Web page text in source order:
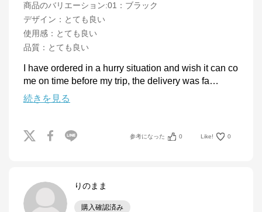
商品のバリエーション:01：ブラック
デザイン ： とても良い
使用感 ： とても良い
品質 ： とても良い
I have ordered in a hurry situation and wish it can co
me on time before my trip, the delivery was fa…
続きを見る
参考になった 0 Like! 0
りのまま
購入確認済み